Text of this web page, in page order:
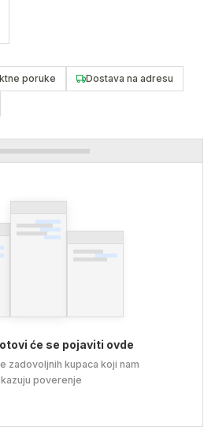
poruke Dostava na adresu
će se pojaviti ovde
zadovoljnih kupaca koji nam
poverenje